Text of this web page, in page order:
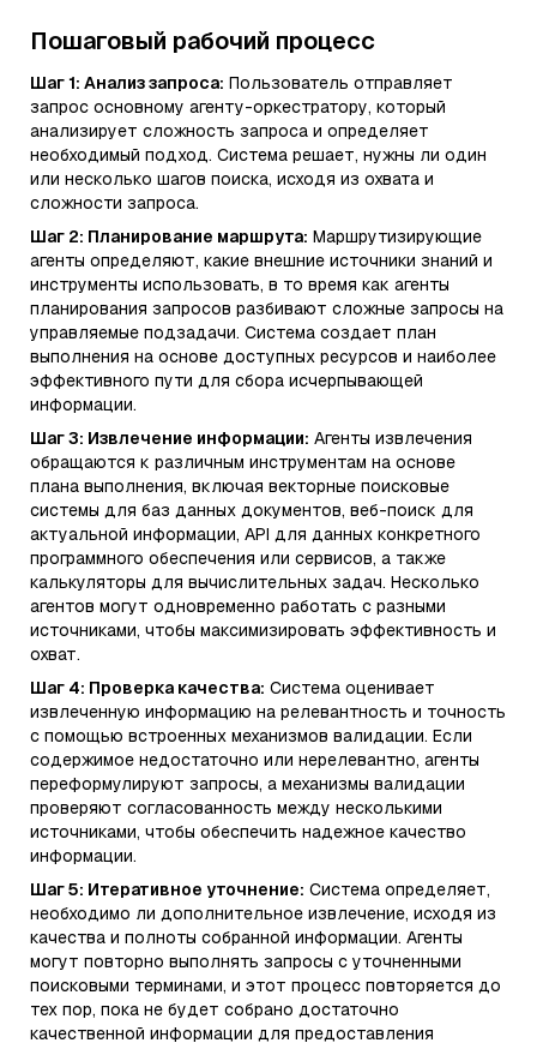
Пошаговый рабочий процесс
Шаг 1: Анализ запроса: Пользователь отправляет
запрос основному агенту-оркестратору, который
анализирует сложность запроса и определяет
необходимый подход. Система решает, нужны ли один
или несколько шагов поиска, исходя из охвата и
сложности запроса.
Шаг 2: Планирование маршрута: Маршрутизирующие
агенты определяют, какие внешние источники знаний и
инструменты использовать, в то время как агенты
планирования запросов разбивают сложные запросы на
управляемые подзадачи. Система создает план
выполнения на основе доступных ресурсов и наиболее
эффективного пути для сбора исчерпывающей
информации.
Шаг 3: Извлечение информации: Агенты извлечения
обращаются к различным инструментам на основе
плана выполнения, включая векторные поисковые
системы для баз данных документов, веб-поиск для
актуальной информации, API для данных конкретного
программного обеспечения или сервисов, а также
калькуляторы для вычислительных задач. Несколько
агентов могут одновременно работать с разными
источниками, чтобы максимизировать эффективность и
охват.
Шаг 4: Проверка качества: Система оценивает
извлеченную информацию на релевантность и точность
с помощью встроенных механизмов валидации. Если
содержимое недостаточно или нерелевантно, агенты
переформулируют запросы, а механизмы валидации
проверяют согласованность между несколькими
источниками, чтобы обеспечить надежное качество
информации.
Шаг 5: Итеративное уточнение: Система определяет,
необходимо ли дополнительное извлечение, исходя из
качества и полноты собранной информации. Агенты
могут повторно выполнять запросы с уточненными
поисковыми терминами, и этот процесс повторяется до
тех пор, пока не будет собрано достаточно
качественной информации для предоставления